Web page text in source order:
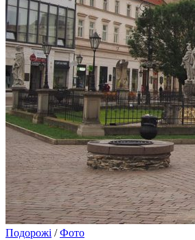
Подорожі /Фото